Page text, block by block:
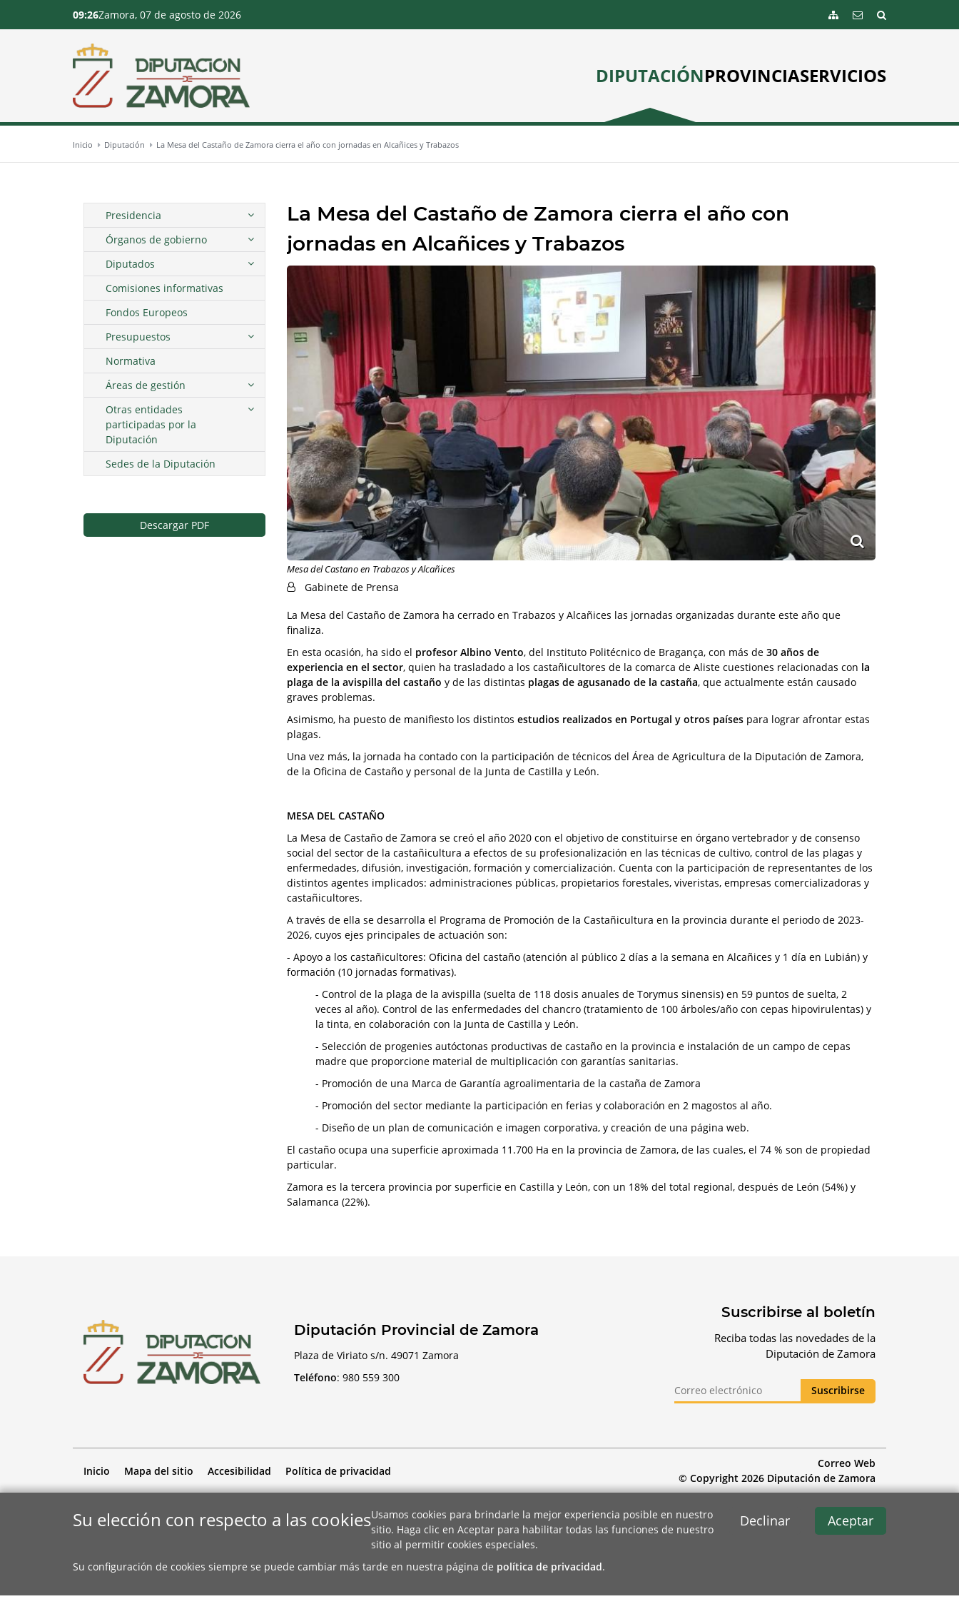
DIPUTACIÓNPROVINCIASERVICIOS
09:26Zamora, 07 de agosto de 2026
Inicio Diputación La Mesa del Castaño de Zamora cierra el año con jornadas en Alcañices y Trabazos
La Mesa del Castaño de Zamora cierra el año con
jornadas en Alcañices y Trabazos
Mesa del Castano en Trabazos y Alcañices
Gabinete de Prensa
La Mesa del Castaño de Zamora ha cerrado en Trabazos y Alcañices las jornadas organizadas durante este año que
finaliza.
En esta ocasión, ha sido el profesor Albino Vento, del Instituto Politécnico de Bragança, con más de 30 años de
experiencia en el sector, quien ha trasladado a los castañicultores de la comarca de Aliste cuestiones relacionadas con la
plaga de la avispilla del castaño y de las distintas plagas de agusanado de la castaña, que actualmente están causado
graves problemas.
Asimismo, ha puesto de manifiesto los distintos estudios realizados en Portugal y otros países para lograr afrontar estas
plagas.
Una vez más, la jornada ha contado con la participación de técnicos del Área de Agricultura de la Diputación de Zamora,
de la Oficina de Castaño y personal de la Junta de Castilla y León.
MESA DEL CASTAÑO
La Mesa de Castaño de Zamora se creó el año 2020 con el objetivo de constituirse en órgano vertebrador y de consenso
social del sector de la castañicultura a efectos de su profesionalización en las técnicas de cultivo, control de las plagas y
enfermedades, difusión, investigación, formación y comercialización. Cuenta con la participación de representantes de los
distintos agentes implicados: administraciones públicas, propietarios forestales, viveristas, empresas comercializadoras y
castañicultores.
A través de ella se desarrolla el Programa de Promoción de la Castañicultura en la provincia durante el periodo de 2023-
2026, cuyos ejes principales de actuación son:
- Apoyo a los castañicultores: Oficina del castaño (atención al público 2 días a la semana en Alcañices y 1 día en Lubián) y
formación (10 jornadas formativas).
- Control de la plaga de la avispilla (suelta de 118 dosis anuales de Torymus sinensis) en 59 puntos de suelta, 2
veces al año). Control de las enfermedades del chancro (tratamiento de 100 árboles/año con cepas hipovirulentas) y
la tinta, en colaboración con la Junta de Castilla y León.
- Selección de progenies autóctonas productivas de castaño en la provincia e instalación de un campo de cepas
madre que proporcione material de multiplicación con garantías sanitarias.
- Promoción de una Marca de Garantía agroalimentaria de la castaña de Zamora
- Promoción del sector mediante la participación en ferias y colaboración en 2 magostos al año.
- Diseño de un plan de comunicación e imagen corporativa, y creación de una página web.
El castaño ocupa una superficie aproximada 11.700 Ha en la provincia de Zamora, de las cuales, el 74 % son de propiedad
particular.
Zamora es la tercera provincia por superficie en Castilla y León, con un 18% del total regional, después de León (54%) y
Salamanca (22%).
Presidencia
Órganos de gobierno
Diputados
Comisiones informativas
Fondos Europeos
Presupuestos
Normativa
Áreas de gestión
Otras entidades
participadas por la
Diputación
Sedes de la Diputación
Descargar PDF
Diputación Provincial de Zamora
Plaza de Viriato s/n. 49071 Zamora
Teléfono: 980 559 300
Suscribirse al boletín
Reciba todas las novedades de la
Diputación de Zamora
Inicio Mapa del sitio Accesibilidad Política de privacidad
Correo Web
© Copyright 2026 Diputación de Zamora
Su elección con respecto a las cookies Declinar Aceptar
Usamos cookies para brindarle la mejor experiencia posible en nuestro
sitio. Haga clic en Aceptar para habilitar todas las funciones de nuestro
sitio al permitir cookies especiales.
Su configuración de cookies siempre se puede cambiar más tarde en nuestra página de política de privacidad.